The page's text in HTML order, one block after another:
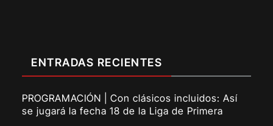
ENTRADAS RECIENTES
PROGRAMACIÓN | Con clásicos incluidos: Así
se jugará la fecha 18 de la Liga de Primera